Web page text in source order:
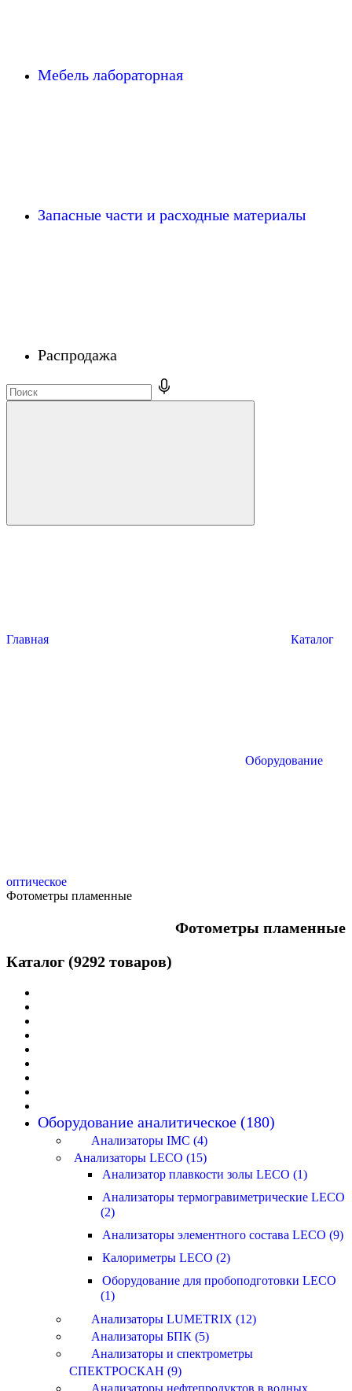
Мебель лабораторная
Запасные части и расходные материалы
Распродажа
Главная Каталог
Оборудование
оптическое
Фотометры пламенные
Фотометры пламенные
Каталог (9292 товаров)
Оборудование аналитическое (180)
Анализаторы IMC (4)
Анализаторы LECO (15)
Анализатор плавкости золы LECO (1)
Анализаторы термогравиметрические LECO
(2)
Анализаторы элементного состава LECO (9)
Калориметры LECO (2)
Оборудование для пробоподготовки LECO
(1)
Анализаторы LUMETRIX (12)
Анализаторы БПК (5)
Анализаторы и спектрометры
СПЕКТРОСКАН (9)
Анализаторы нефтепродуктов в водных